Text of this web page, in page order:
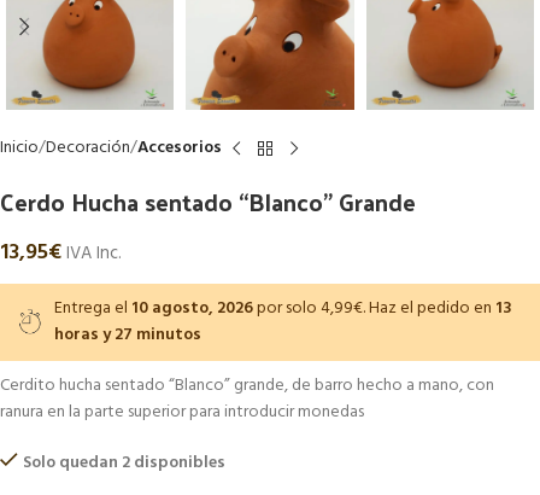
Inicio Decoración Accesorios
Cerdo Hucha sentado “Blanco” Grande
13,95€IVA Inc.
Entrega el 10 agosto, 2026por solo 4,99€. Haz el pedido en 13
horas y 27 minutos
Cerdito hucha sentado “Blanco” grande, de barro hecho a mano, con
ranura en la parte superior para introducir monedas
Solo quedan 2 disponibles